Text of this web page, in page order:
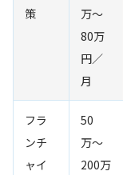
策
万〜
80万
円／
月
フラ
ンチ
ャイ
50
万〜
200万